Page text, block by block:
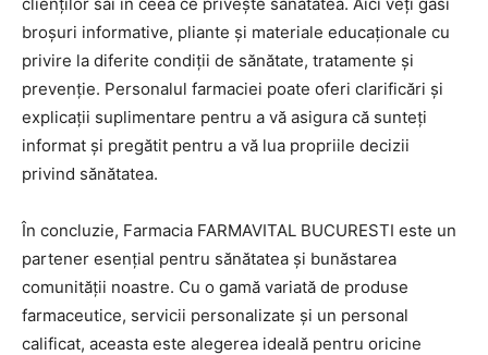
broșuri informative, pliante și materiale educaționale cu
privire la diferite condiții de sănătate, tratamente și
prevenție. Personalul farmaciei poate oferi clarificări și
explicații suplimentare pentru a vă asigura că sunteți
informat și pregătit pentru a vă lua propriile decizii
privind sănătatea.
În concluzie, Farmacia FARMAVITAL BUCURESTI este un
partener esențial pentru sănătatea și bunăstarea
comunității noastre. Cu o gamă variată de produse
farmaceutice, servicii personalizate și un personal
calificat, aceasta este alegerea ideală pentru oricine